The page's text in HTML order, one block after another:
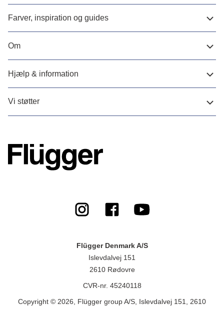
Farver, inspiration og guides
Om
Hjælp & information
Vi støtter
Flügger Denmark A/S
Islevdalvej 151
2610 Rødovre
CVR-nr. 45240118
Copyright © 2026, Flügger group A/S, Islevdalvej 151, 2610